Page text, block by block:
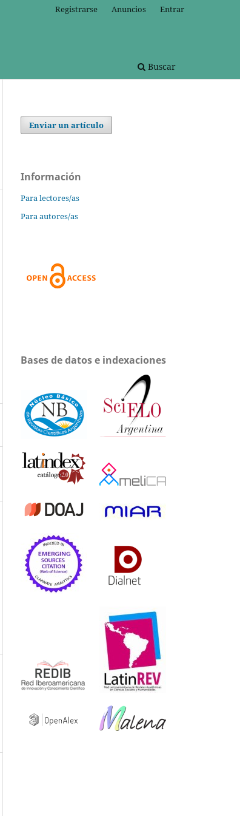
Buscar
Registrarse Anuncios Entrar
Enviar un artículo
Información
Para lectores/as
Para autores/as
Bases de datos e indexaciones